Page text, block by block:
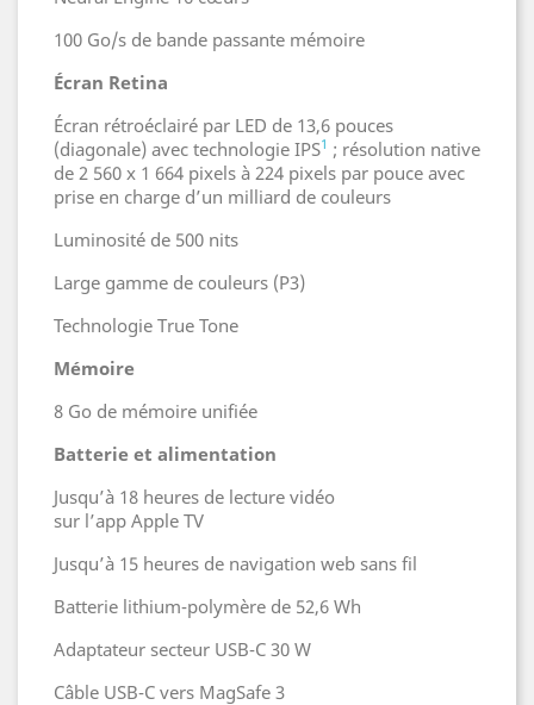
100 Go/s de bande passante mémoire
Écran Retina
Écran rétroéclairé par LED de 13,6 pouces
(diagonale) avec technologie IPS1 ; résolution native
de 2 560 x 1 664 pixels à 224 pixels par pouce avec
prise en charge d’un milliard de couleurs
Luminosité de 500 nits
Large gamme de couleurs (P3)
Technologie True Tone
Mémoire
8 Go de mémoire unifiée
Batterie et alimentation
Jusqu’à 18 heures de lecture vidéo
sur l’app Apple TV
Jusqu’à 15 heures de navigation web sans fil
Batterie lithium‑polymère de 52,6 Wh
Adaptateur secteur USB‑C 30 W
Câble USB‑C vers MagSafe 3